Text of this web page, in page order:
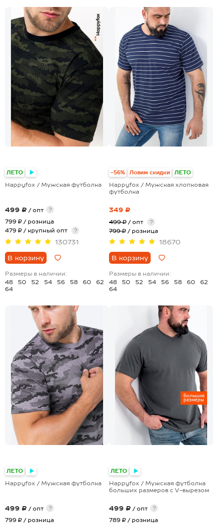
ЛЕТО
Happyfox / Мужская футболка
499 ₽ / опт
?
799 ₽ / розница
479 ₽ / крупный опт
?
130731
В корзину
Размеры в наличии:
48
50 52 54 56 58 60
62
64
-56% Ловим скидки ЛЕТО
Happyfox / Мужская хлопковая
футболка
349 ₽
499 ₽ / опт
?
799 ₽ / розница
18670
В корзину
Размеры в наличии:
48
50 52 54 56 58 60
62
64
ЛЕТО
Happyfox / Мужская футболка
499 ₽ / опт
?
799 ₽ / розница
ЛЕТО
Happyfox / Мужская футболка
больших размеров c V-вырезом
499 ₽ / опт
?
789 ₽ / розница